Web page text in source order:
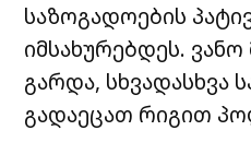
საზოგადოების
იმსახურებდეს.
გარდა, სხვადასხვა
გადაეცათ რიგით